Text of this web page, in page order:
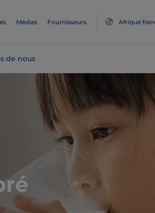
Médias Fournisseurs Afrique
de nous